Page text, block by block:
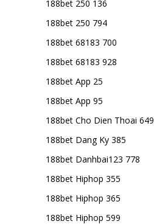
188bet 250 136
188bet 250 794
188bet 68183 700
188bet 68183 928
188bet App 25
188bet App 95
188bet Cho Dien Thoai 649
188bet Dang Ky 385
188bet Danhbai123 778
188bet Hiphop 355
188bet Hiphop 365
188bet Hiphop 599